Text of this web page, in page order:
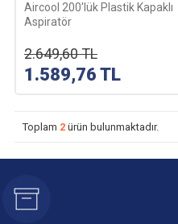
Aircool 200'lük Plastik Kapaklı
Aspiratör
2.649,60TL
1.589,76 TL
Toplam 2 ürün bulunmaktadır.